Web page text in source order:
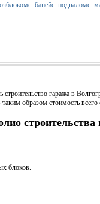
с_банейс_подвалом
гаража в
образом стоимость всего
строительства
блоков.